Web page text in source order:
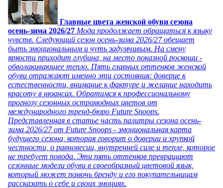
Главные цвета женской обуви сезона
осень-зима 2026/27 Мода продолжает обращаться к языку
чувств. Следующий сезон осень-зима 2026/27 обещает
быть эмоциональным и чуть задумчивым. На смену
яркости приходит глубина, на место показной роскоши -
обволакивающее тепло. Пять главных оттенков женской
обуви отражают именно эти состояния: доверие к
естественности, внимание к фактуре и желание находить
красоту в нюансах. Обратимся к профессиональному
прогнозу сезонных остромодных цветов от
международного тренд-бюро Future Snoops.
Представленная в статье часть палитры сезона осень-
зима 2026/27 от Future Snoops - эмоциональная карта
будущего сезона, которая говорит о доверии и хрупкой
честности, о равновесии, внутренней силе и тепле, которое
не требует повода. Эти пять оттенков превращают
сезонные модели обуви в своеобразный цветовой язык,
который может помочь бренду и его покупательницам
рассказать о себе и своих эмоциях.